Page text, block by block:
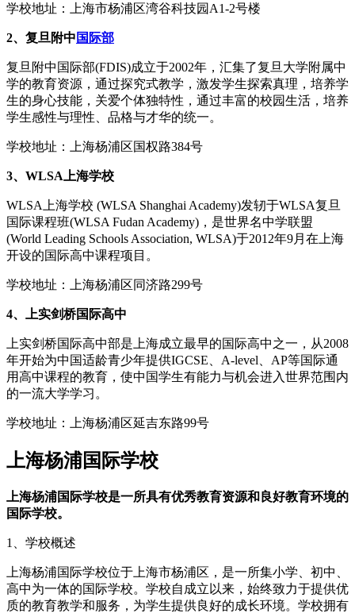
学校地址：上海市杨浦区湾谷科技园A1-2号楼
2、复旦附中 国际部
复旦附中国际部(FDIS)成立于2002年，汇集了复旦大学附属中
学的教育资源，通过探究式教学，激发学生探索真理，培养学
生的身心技能，关爱个体独特性，通过丰富的校园生活，培养
学生感性与理性、品格与才华的统一。
学校地址：上海杨浦区国权路384号
3、WLSA上海学校
WLSA上海学校 (WLSA Shanghai Academy)发轫于WLSA复旦
国际课程班(WLSA Fudan Academy)，是世界名中学联盟
(World Leading Schools Association, WLSA)于2012年9月在上海
开设的国际高中课程项目。
学校地址：上海杨浦区同济路299号
4、上实剑桥国际高中
上实剑桥国际高中部是上海成立最早的国际高中之一，从2008
年开始为中国适龄青少年提供IGCSE、A-level、AP等国际通
用高中课程的教育，使中国学生有能力与机会进入世界范围内
的一流大学学习。
学校地址：上海杨浦区延吉东路99号
上海杨浦国际学校
上海杨浦国际学校是一所具有优秀教育资源和良好教育环境的
国际学校。
1、学校概述
上海杨浦国际学校位于上海市杨浦区，是一所集小学、初中、
高中为一体的国际学校。学校自成立以来，始终致力于提供优
质的教育教学和服务，为学生提供良好的成长环境。学校拥有